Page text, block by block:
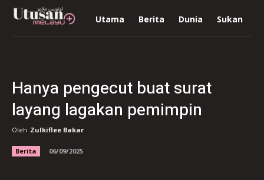
Utama Berita Dunia Sukan
Hanya pengecut buat surat
layang lagakan pemimpin
Oleh Zulkiflee Bakar
Berita 06/09/2025